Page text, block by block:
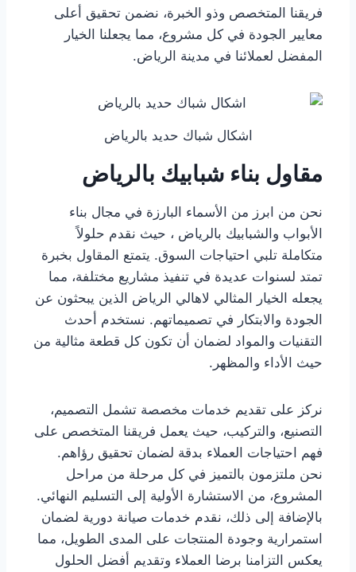
فريقنا المتخصص وذو الخبرة، نضمن تحقيق أعلى
معايير الجودة في كل مشروع، مما يجعلنا الخيار
المفضل لعملائنا في مدينة الرياض.
اشكال شباك حديد بالرياض
مقاول بناء شبابيك بالرياض
نحن من ابرز من الأسماء البارزة في مجال بناء
الأبواب والشبابيك بالرياض ، حيث نقدم حلولاً
متكاملة تلبي احتياجات السوق. يتمتع المقاول بخبرة
تمتد لسنوات عديدة في تنفيذ مشاريع مختلفة، مما
يجعله الخيار المثالي لاهالي الرياض الذين يبحثون عن
الجودة والابتكار في تصميماتهم. نستخدم أحدث
التقنيات والمواد لضمان أن تكون كل قطعة مثالية من
حيث الأداء والمظهر.
نركز على تقديم خدمات مخصصة تشمل التصميم،
التصنيع، والتركيب، حيث يعمل فريقنا المتخصص على
فهم احتياجات العملاء بدقة لضمان تحقيق رؤاهم.
نحن ملتزمون بالتميز في كل مرحلة من مراحل
المشروع، من الاستشارة الأولية إلى التسليم النهائي.
بالإضافة إلى ذلك، نقدم خدمات صيانة دورية لضمان
استمرارية وجودة المنتجات على المدى الطويل، مما
يعكس التزامنا برضا العملاء وتقديم أفضل الحلول